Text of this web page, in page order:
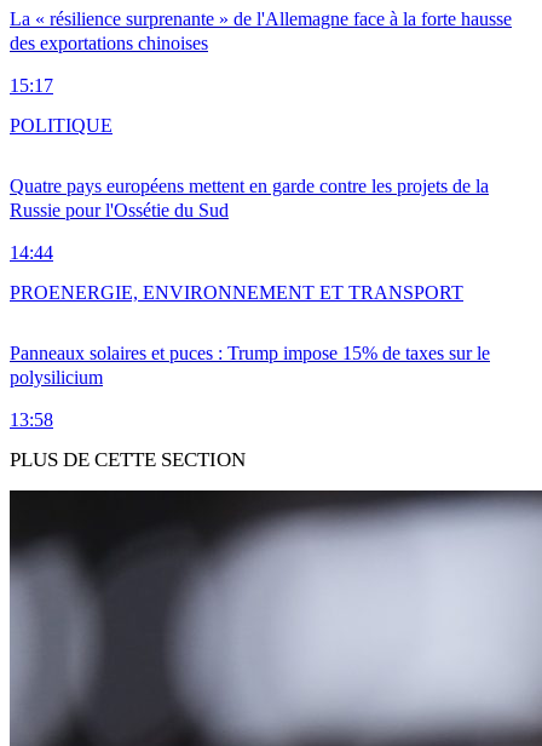
La « résilience surprenante » de l'Allemagne face à la forte hausse
des exportations chinoises
15:17
Quatre pays européens mettent en garde contre les projets de la
Russie pour l'Ossétie du Sud
14:44
POLITIQUE
Panneaux solaires et puces : Trump impose 15% de taxes sur le
polysilicium
13:58
PROENERGIE, ENVIRONNEMENT ET TRANSPORT
PLUS DE CETTE SECTION